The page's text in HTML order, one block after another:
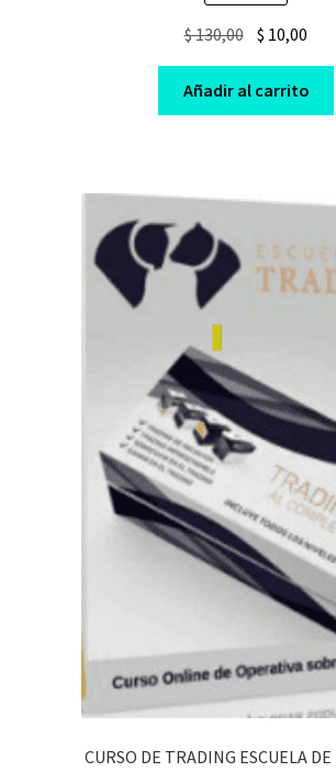
$130,00 Original
was:
$ 130,00.
$ 10,00
is:
$
Añadir al carrito
CURSO DE TRADING ESCUELA